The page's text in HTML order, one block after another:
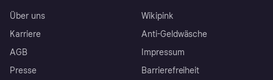
Über uns
Karriere
AGB
Presse
Wikipink
Anti-Geldwäsche
Impressum
Barrierefreiheit